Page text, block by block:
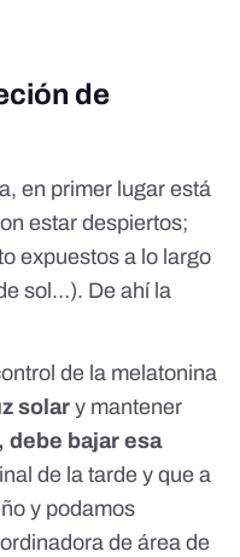
de
en primer lugar está
estar despiertos;
expuestos a lo largo
sol…). De ahí la
de la melatonina
solar y mantener
debe bajar esa
de la tarde y que a
y podamos
de área de